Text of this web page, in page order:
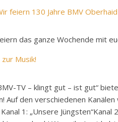
feiern 130 Jahre BMV Oberhaid
das ganze Wochende mit
Musik!
TV – klingt gut – ist gut“
Auf den verschiedenen
1: „Unsere